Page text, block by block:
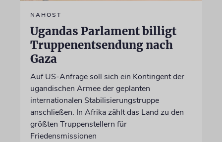
NAHOST
Ugandas Parlament billigt
Truppenentsendung nach
Gaza
Auf US-Anfrage soll sich ein Kontingent der
ugandischen Armee der geplanten
internationalen Stabilisierungstruppe
anschließen. In Afrika zählt das Land zu den
größten Truppenstellern für
Friedensmissionen